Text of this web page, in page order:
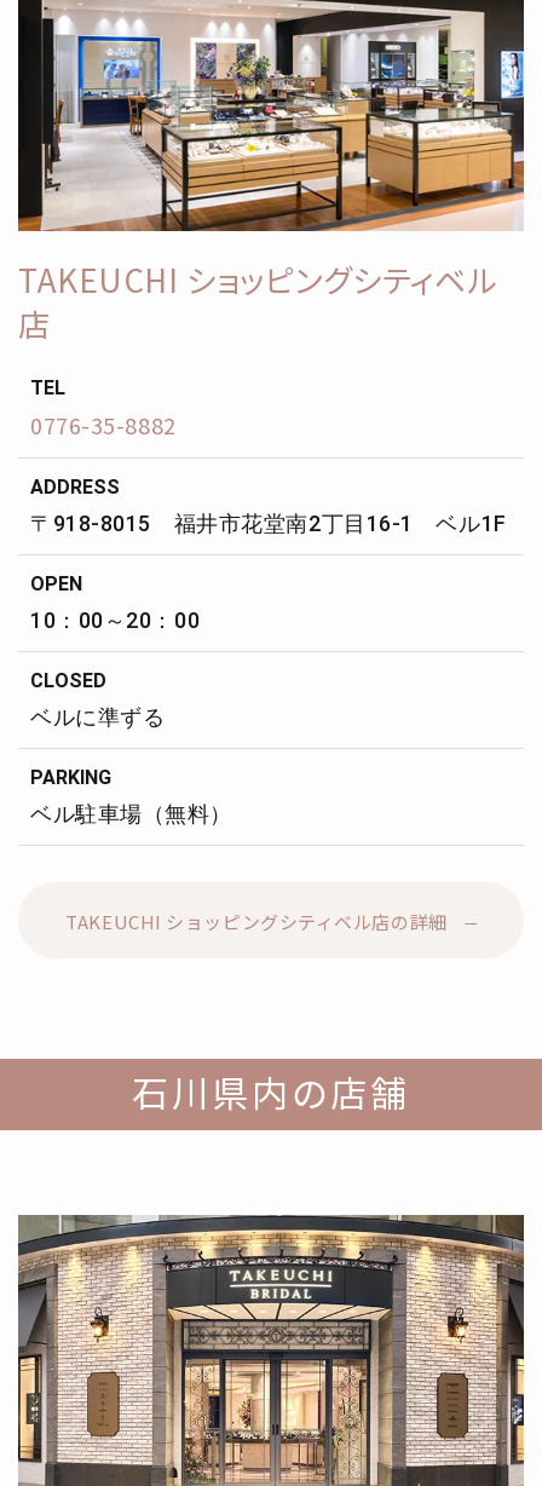
TAKEUCHI ショッピングシティベル
店
TEL
0776-35-8882
ADDRESS
〒918-8015 福井市花堂南2丁目16-1 ベル1F
OPEN
10：00～20：00
CLOSED
ベルに準ずる
PARKING
ベル駐車場（無料）
TAKEUCHI ショッピングシティベル店の詳細
石川県内の店舗